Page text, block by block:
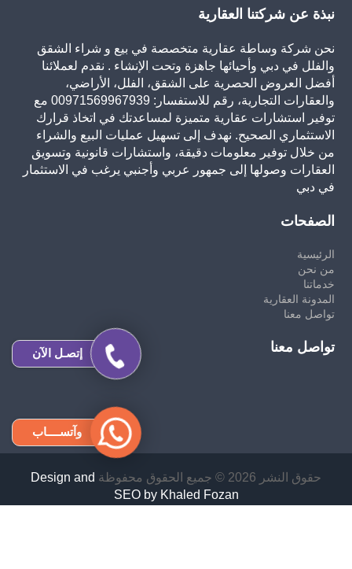
نبذة عن شركتنا العقارية
نحن شركة وساطة عقارية متخصصة في بيع و شراء الشقق
والفلل في دبي وأحيائها جاهزة وتحت الإنشاء . نقدم لعملائنا
أفضل العروض الحصرية على الشقق، الفلل، الأراضي،
والعقارات التجارية، رقم للاستفسار: 00971569967939 مع
توفير استشارات عقارية متميزة لمساعدتك في اتخاذ قرارك
الاستثماري الصحيح. نهدف إلى تسهيل عمليات البيع والشراء
من خلال توفير معلومات دقيقة، واستشارات قانونية وتسويق
العقارات وصولها إلى جمهور عربي وأجنبي يرغب في الاستثمار
في دبي
الصفحات
الرئيسية
من نحن
خدماتنا
المدونة العقارية
تواصل معنا
تواصل معنا
حقوق النشر 2026 © جميع الحقوق محفوظة
Design and
SEO by Khaled Fozan
إتصـل الآن
وآتســــاب